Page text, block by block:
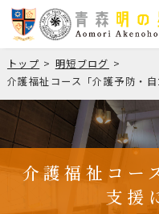
トップ
明短ブログ
介護福祉コース「介護予防・自
介護福祉コー
支援